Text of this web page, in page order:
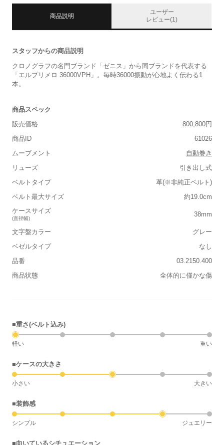
商品説明
ユーザー
レビュー(1)
スタッフからの商品説明
クロノグラフの名門ブランド「ゼニス」から同ブランドを代表する
「エルプリメロ 36000VPH」。毎時36000振動が心地よく伝わる1
本。
商品スペック
販売価格
800,800円
商品ID
61026
ムーブメント
自動巻き
リューズ
引き出し式
ベルトタイプ
革(※非純正ベルト)
ベルト最大サイズ
約19.0cm
ケースサイズ
(直径幅)
38mm
文字盤カラー
グレー
ベゼルタイプ
なし
品番
03.2150.400
商品状態
全体的に僅かな傷
■重さ(ベルト込み)
軽い 重い
■ケースの大きさ
小さい 大きい
■装飾感
シンプル ジュエリー
■向いているシチュエーション